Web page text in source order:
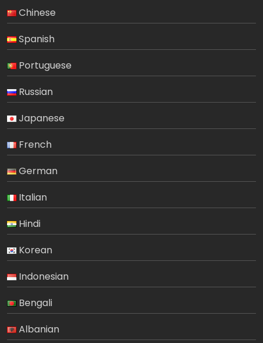
Chinese
Spanish
Portuguese
Russian
Japanese
French
German
Italian
Hindi
Korean
Indonesian
Bengali
Albanian